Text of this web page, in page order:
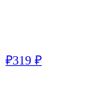
₽319 ₽